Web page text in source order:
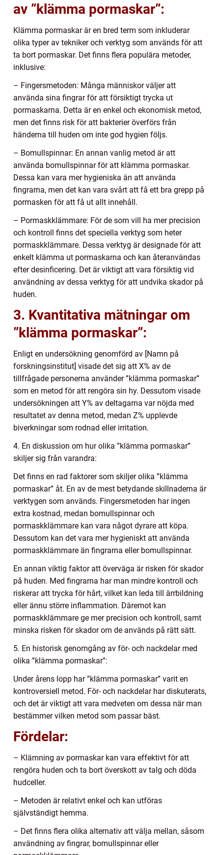
av ”klämma pormaskar”:
Klämma pormaskar är en bred term som inkluderar
olika typer av tekniker och verktyg som används för att
ta bort pormaskar. Det finns flera populära metoder,
inklusive:
– Fingersmetoden: Många människor väljer att
använda sina fingrar för att försiktigt trycka ut
pormaskarna. Detta är en enkel och ekonomisk metod,
men det finns risk för att bakterier överförs från
händerna till huden om inte god hygien följs.
– Bomullspinnar: En annan vanlig metod är att
använda bomullspinnar för att klämma pormaskar.
Dessa kan vara mer hygieniska än att använda
fingrarna, men det kan vara svårt att få ett bra grepp på
pormasken för att få ut allt innehåll.
– Pormaskklämmare: För de som vill ha mer precision
och kontroll finns det speciella verktyg som heter
pormaskklämmare. Dessa verktyg är designade för att
enkelt klämma ut pormaskarna och kan återanvändas
efter desinficering. Det är viktigt att vara försiktig vid
användning av dessa verktyg för att undvika skador på
huden.
3. Kvantitativa mätningar om
”klämma pormaskar”:
Enligt en undersökning genomförd av [Namn på
forskningsinstitut] visade det sig att X% av de
tillfrågade personerna använder ”klämma pormaskar”
som en metod för att rengöra sin hy. Dessutom visade
undersökningen att Y% av deltagarna var nöjda med
resultatet av denna metod, medan Z% upplevde
biverkningar som rodnad eller irritation.
4. En diskussion om hur olika ”klämma pormaskar”
skiljer sig från varandra:
Det finns en rad faktorer som skiljer olika ”klämma
pormaskar” åt. En av de mest betydande skillnaderna är
verktygen som används. Fingersmetoden har ingen
extra kostnad, medan bomullspinnar och
pormaskklämmare kan vara något dyrare att köpa.
Dessutom kan det vara mer hygieniskt att använda
pormaskklämmare än fingrarna eller bomullspinnar.
En annan viktig faktor att överväga är risken för skador
på huden. Med fingrarna har man mindre kontroll och
riskerar att trycka för hårt, vilket kan leda till ärrbildning
eller ännu större inflammation. Däremot kan
pormaskklämmare ge mer precision och kontroll, samt
minska risken för skador om de används på rätt sätt.
5. En historisk genomgång av för- och nackdelar med
olika ”klämma pormaskar”:
Under årens lopp har ”klämma pormaskar” varit en
kontroversiell metod. För- och nackdelar har diskuterats,
och det är viktigt att vara medveten om dessa när man
bestämmer vilken metod som passar bäst.
Fördelar:
– Klämning av pormaskar kan vara effektivt för att
rengöra huden och ta bort överskott av talg och döda
hudceller.
– Metoden är relativt enkel och kan utföras
självständigt hemma.
– Det finns flera olika alternativ att välja mellan, såsom
användning av fingrar, bomullspinnar eller